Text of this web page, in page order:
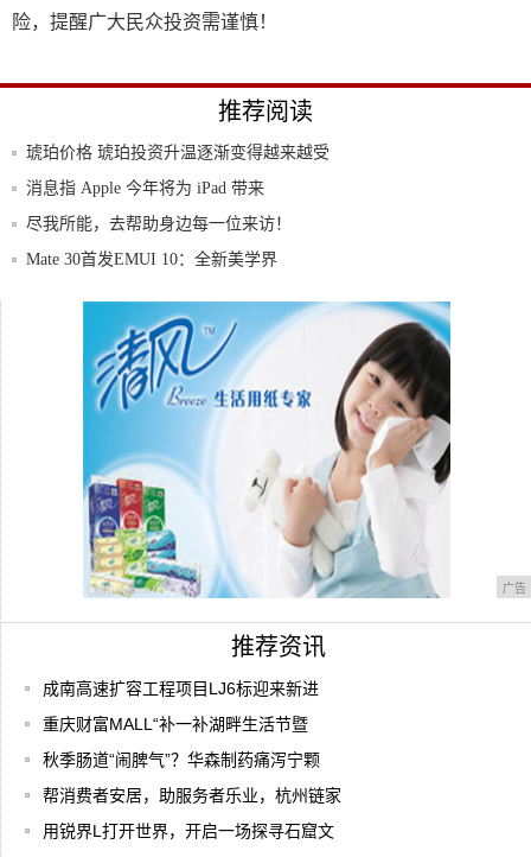
险，提醒广大民众投资需谨慎！
推荐阅读
琥珀价格 琥珀投资升温逐渐变得越来越受
宠!
消息指 Apple 今年将为 iPad 带来
尽我所能，去帮助身边每一位来访！
Mate 30首发EMUI 10：全新美学界
iPhone 6/6s专用保护壳 必要时可当
广告
推荐资讯
成南高速扩容工程项目LJ6标迎来新进
重庆财富MALL“补一补湖畔生活节暨
秋季肠道“闹脾气”？华森制药痛泻宁颗
帮消费者安居，助服务者乐业，杭州链家
用锐界L打开世界，开启一场探寻石窟文